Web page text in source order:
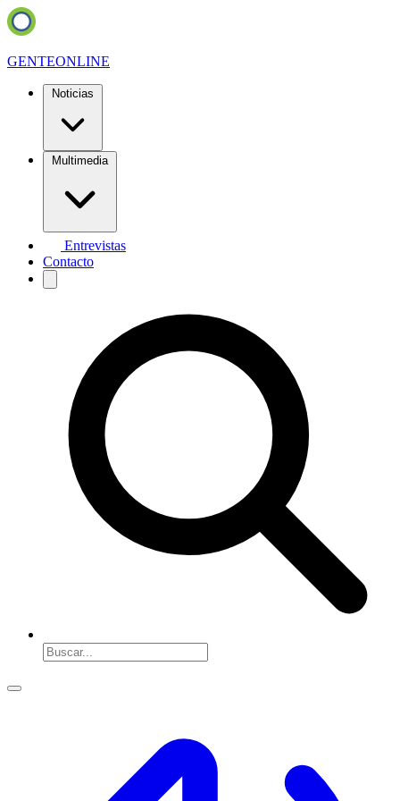
GENTEONLINE
Noticias
Multimedia
Entrevistas
Contacto